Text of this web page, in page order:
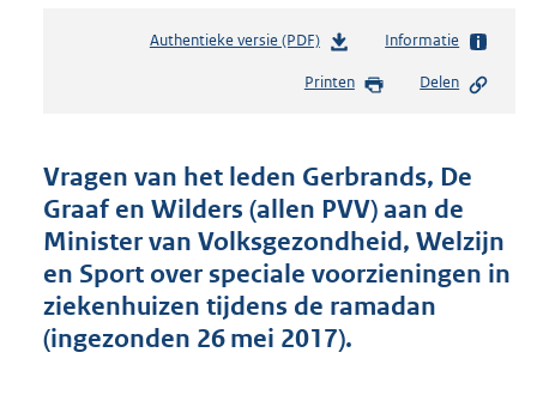
Authentieke versie (PDF)b
s
d
s
g
r
o
Informatie
Printen Delen
Vragen van het leden Gerbrands, De
Graaf en Wilders (allen PVV) aan de
Minister van Volksgezondheid, Welzijn
en Sport over speciale voorzieningen in
ziekenhuizen tijdens de ramadan
(ingezonden 26 mei 2017).